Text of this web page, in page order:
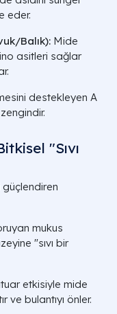
eder.
Balık): Mide
asitleri sağlar
destekleyen A
"Sıvı
mukus
"sıvı bir
etkisiyle mide
ve bulantıyı önler.